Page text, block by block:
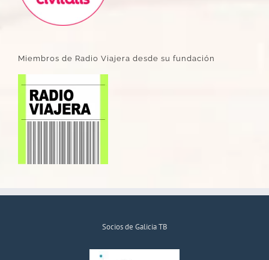
Miembros de Radio Viajera desde su fundación
Socios de Galicia TB